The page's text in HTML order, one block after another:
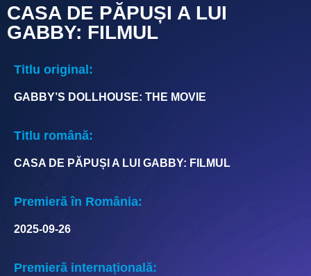
CASA DE PĂPUȘI A LUI
GABBY: FILMUL
Titlu original:
GABBY’S DOLLHOUSE: THE MOVIE
Titlu română:
CASA DE PĂPUȘI A LUI GABBY: FILMUL
Premieră în România:
2025-09-26
Premieră internațională: